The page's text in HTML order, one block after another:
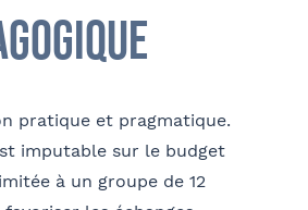
pratique et pragmatique.
imputable sur le budget
à un groupe de 12